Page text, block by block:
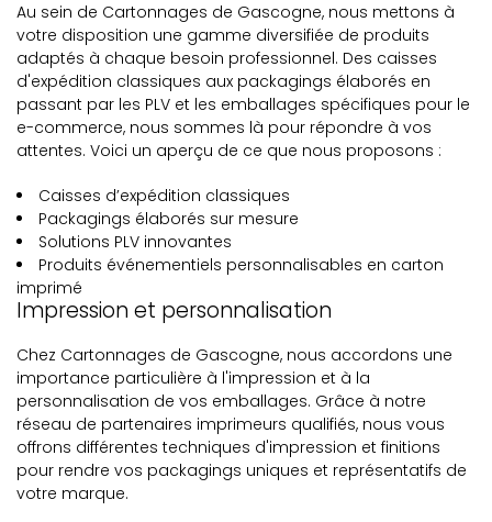
Au sein de Cartonnages de Gascogne, nous mettons à
votre disposition une gamme diversifiée de produits
adaptés à chaque besoin professionnel. Des caisses
d'expédition classiques aux packagings élaborés en
passant par les PLV et les emballages spécifiques pour le
e-commerce, nous sommes là pour répondre à vos
attentes. Voici un aperçu de ce que nous proposons :
Caisses d’expédition classiques
Packagings élaborés sur mesure
Solutions PLV innovantes
Produits événementiels personnalisables en carton
imprimé
Impression et personnalisation
Chez Cartonnages de Gascogne, nous accordons une
importance particulière à l'impression et à la
personnalisation de vos emballages. Grâce à notre
réseau de partenaires imprimeurs qualifiés, nous vous
offrons différentes techniques d'impression et finitions
pour rendre vos packagings uniques et représentatifs de
votre marque.